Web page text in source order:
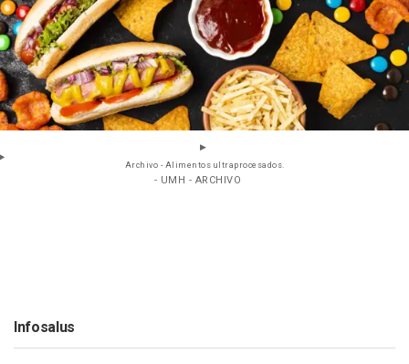
Archivo - Alimentos ultraprocesados.
- UMH - ARCHIVO
Infosalus